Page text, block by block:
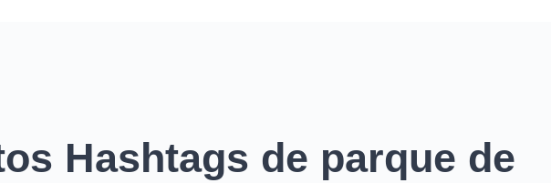
Hashtags de parque de